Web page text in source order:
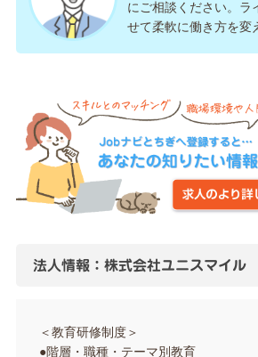
にご相談ください。ラ
せて柔軟に働き方を変
法人情報：株式会社ユニスマイル
＜教育研修制度＞
●階層・職種・テーマ別教育